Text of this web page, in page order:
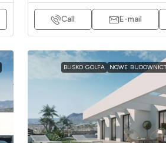
Call E-mail
BLISKO GOLFA NOWE